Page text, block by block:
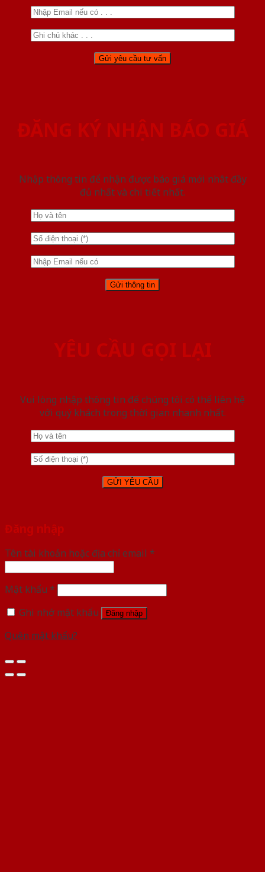
ĐĂNG KÝ NHẬN BÁO GIÁ
Nhập thông tin để nhận được báo giá mới nhât đầy
đủ nhất và chi tiết nhất.
YÊU CẦU GỌI LẠI
Vui lòng nhập thông tin để chúng tôi có thể liên hệ
với quý khách trong thời gian nhanh nhất.
Đăng nhập
Tên tài khoản hoặc địa chỉ email *
Mật khẩu *
Ghi nhớ mật khẩu
Đăng nhập
Quên mật khẩu?